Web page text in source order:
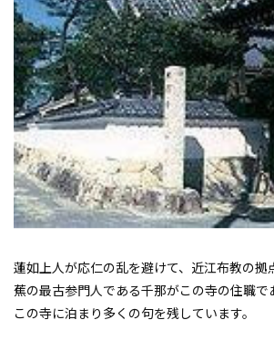
蓮如上人が応仁の乱を避けて、近江布教の拠
蕉の最古参門人である千那がこの寺の住職
この寺に泊まり多くの句を残しています。